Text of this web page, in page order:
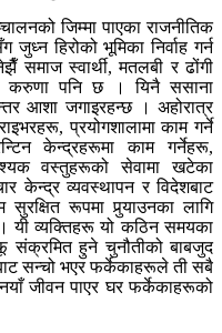
जिम्मा पाएका राजनीतिक
हिरोको भूमिका निर्वाह गर्न
समाज स्वार्थी, मतलबी र ढोंगी
करुणा पनि छ । यिनै ससाना
आशा जगाइरहन्छ । अहोरात्र
प्रयोगशालामा काम गर्ने
केन्द्रहरूमा काम गर्नेहरू,
वस्तुहरूको सेवामा खटेका
केन्द्र व्यवस्थापन र विदेशबाट
सुरक्षित रूपमा पुर्‍याउनका लागि
व्यक्तिहरू यो कठिन समयका
हुने चुनौतीको बाबजुद
सन्चो भएर फर्केकाहरूले ती सबै
जीवन पाएर घर फर्केकाहरूको